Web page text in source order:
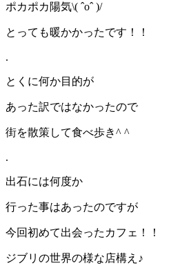
ポカポカ陽気\( ˆoˆ )/
とっても暖かかったです！！
.
とくに何か目的が
あった訳ではなかったので
街を散策して食べ歩き^ ^
.
出石には何度か
行った事はあったのですが
今回初めて出会ったカフェ！！
ジブリの世界の様な店構え♪